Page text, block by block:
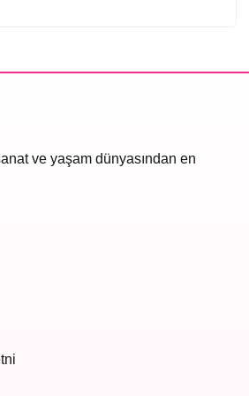
ve yaşam dünyasından en